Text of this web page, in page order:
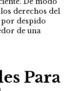
derechos del
despido
de una
Para